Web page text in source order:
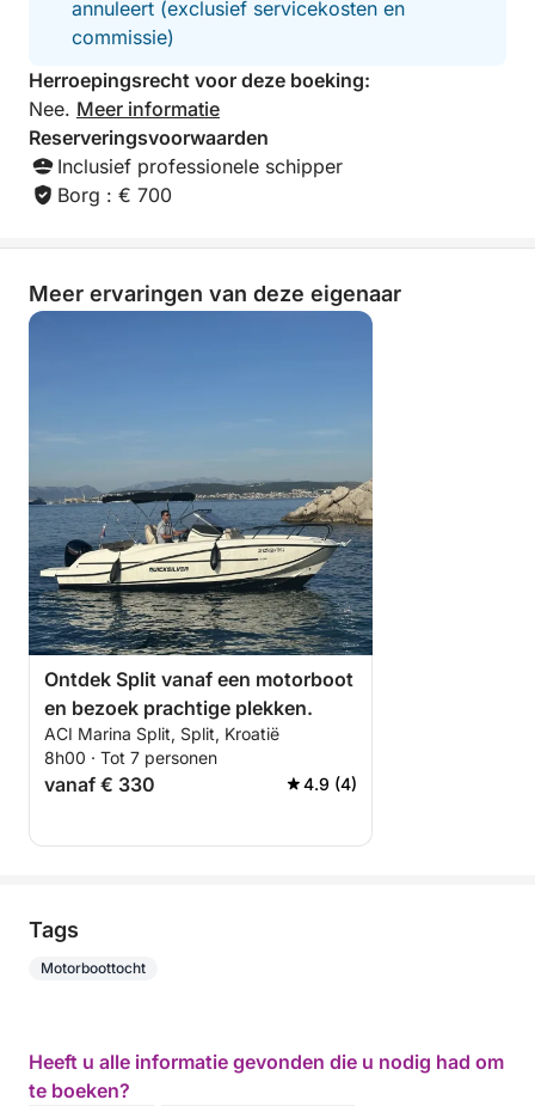
annuleert (exclusief servicekosten en
commissie)
Herroepingsrecht voor deze boeking:
Nee. Meer informatie
Reserveringsvoorwaarden
Inclusief professionele schipper
Borg : € 700
Meer ervaringen van deze eigenaar
Ontdek Split vanaf een motorboot
en bezoek prachtige plekken.
ACI Marina Split, Split, Kroatië
8h00 · Tot 7 personen
vanaf € 330 4.9 (4)
Tags
Motorboottocht
Heeft u alle informatie gevonden die u nodig had om
te boeken?